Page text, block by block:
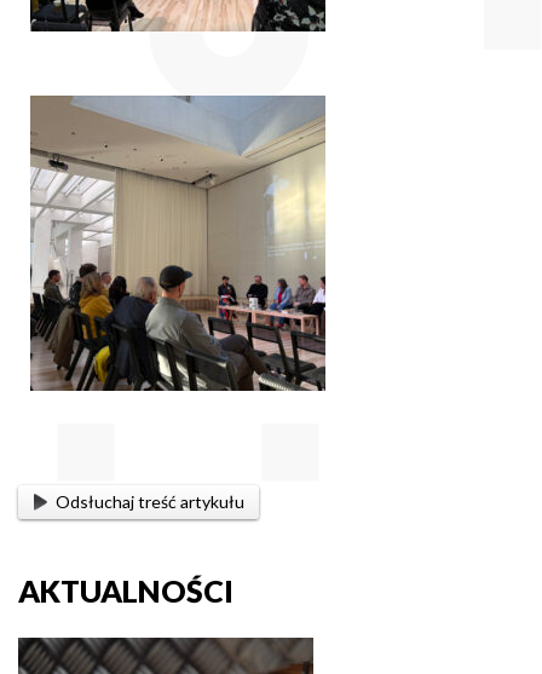
Odsłuchaj treść artykułu
AKTUALNOŚCI